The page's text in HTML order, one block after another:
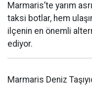
Marmaris’te yarım
taksi botlar, hem
ilçenin en önemli
ediyor.
Marmaris Deniz